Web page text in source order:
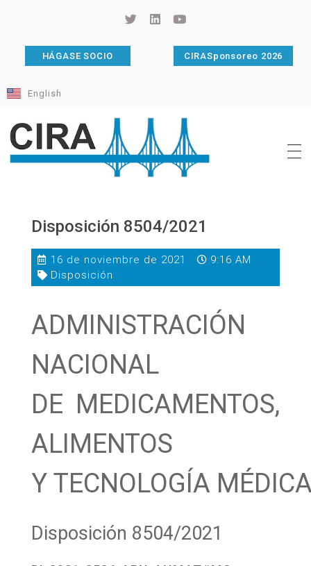
HÁGASE SOCIO CIRASponsoreo 2026
English
Disposición 8504/2021
16 de noviembre de 2021
9:16 AM
Disposición
ADMINISTRACIÓN
NACIONAL
DE MEDICAMENTOS,
ALIMENTOS
Y TECNOLOGÍA
Disposición 8504/2021